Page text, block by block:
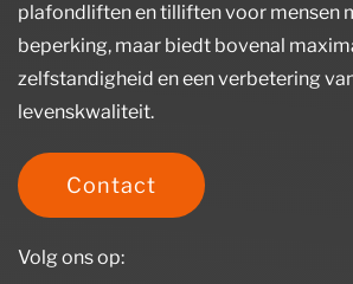
plafondliften en tilliften voor mensen
beperking, maar biedt bovenal
zelfstandigheid en een verbetering
levenskwaliteit.
Contact
Volg ons op: